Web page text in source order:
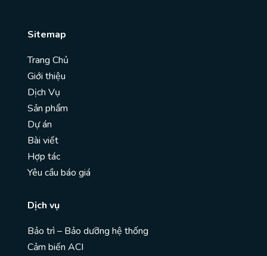
Sitemap
Trang Chủ
Giới thiệu
Dịch Vụ
Sản phẩm
Dự án
Bài viết
Hợp tác
Yêu cầu báo giá
Dịch vụ
Bảo trì – Bảo dưỡng hệ thống
Cảm biến ACI